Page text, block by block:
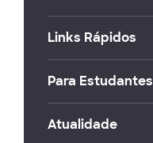
Links Rápidos
Para Estudantes
Atualidade